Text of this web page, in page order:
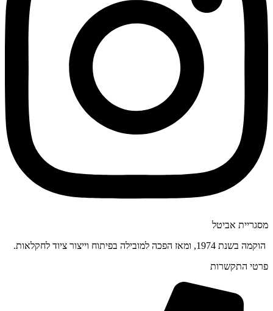
מסגריית אביטל
הוקמה בשנת 1974, ומאז הפכה למובילה בפיתוח וייצור ציוד לחקלאות.
פרטי התקשרות